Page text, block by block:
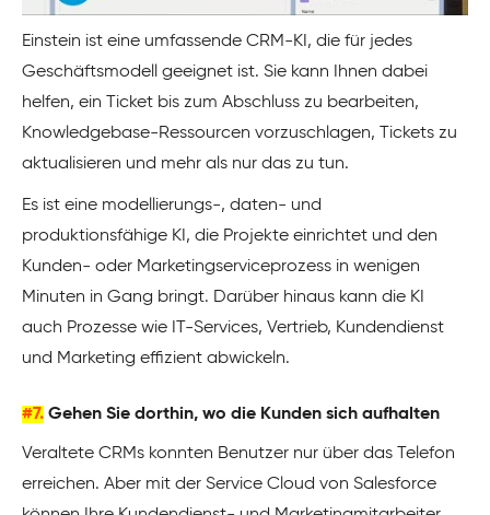
Einstein ist eine umfassende CRM-KI, die für jedes
Geschäftsmodell geeignet ist. Sie kann Ihnen dabei
helfen, ein Ticket bis zum Abschluss zu bearbeiten,
Knowledgebase-Ressourcen vorzuschlagen, Tickets zu
aktualisieren und mehr als nur das zu tun.
Es ist eine modellierungs-, daten- und
produktionsfähige KI, die Projekte einrichtet und den
Kunden- oder Marketingserviceprozess in wenigen
Minuten in Gang bringt. Darüber hinaus kann die KI
auch Prozesse wie IT-Services, Vertrieb, Kundendienst
und Marketing effizient abwickeln.
#7. Gehen Sie dorthin, wo die Kunden sich aufhalten
Veraltete CRMs konnten Benutzer nur über das Telefon
erreichen. Aber mit der Service Cloud von Salesforce